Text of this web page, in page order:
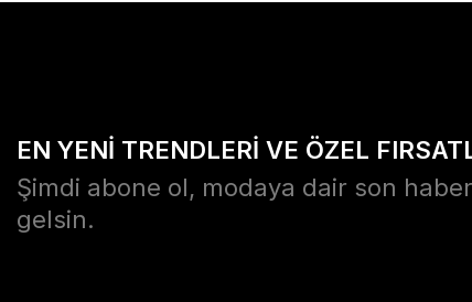
EN YENİ TRENDLERİ VE ÖZEL
Şimdi abone ol, modaya dair son
gelsin.